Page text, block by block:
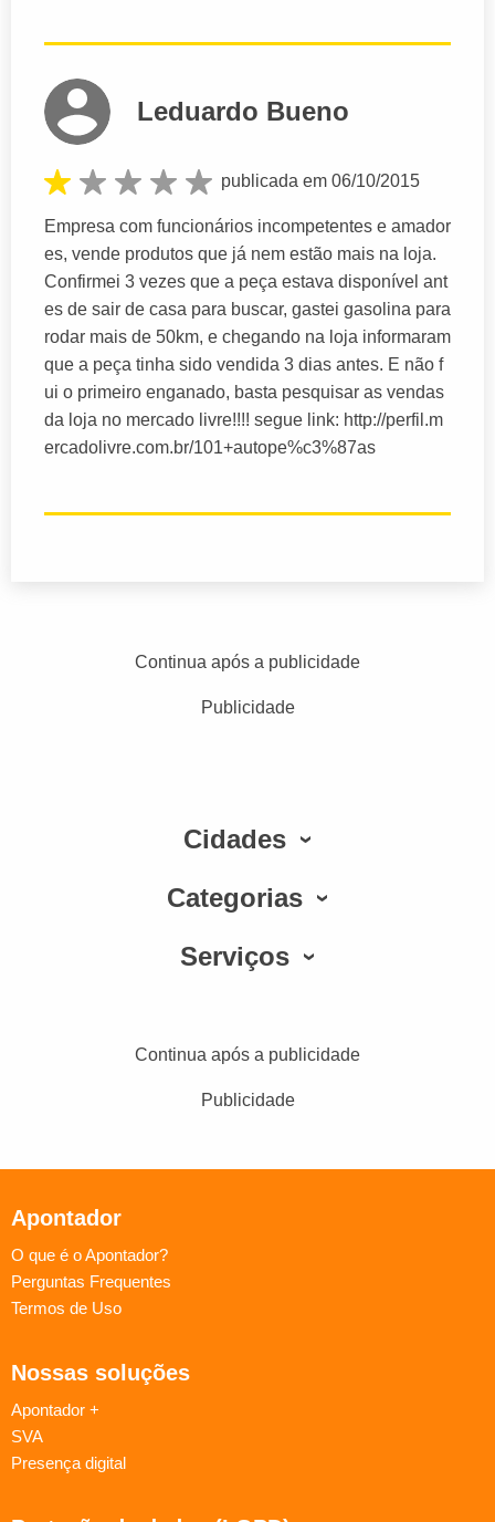
Leduardo Bueno
publicada em 06/10/2015
Empresa com funcionários incompetentes e amador
es, vende produtos que já nem estão mais na loja.
Confirmei 3 vezes que a peça estava disponível ant
es de sair de casa para buscar, gastei gasolina para
rodar mais de 50km, e chegando na loja informaram
que a peça tinha sido vendida 3 dias antes. E não f
ui o primeiro enganado, basta pesquisar as vendas
da loja no mercado livre!!!! segue link: http://perfil.m
ercadolivre.com.br/101+autope%c3%87as
Continua após a publicidade
Publicidade
Cidades
Categorias
Serviços
Continua após a publicidade
Publicidade
Apontador
O que é o Apontador?
Perguntas Frequentes
Termos de Uso
Nossas soluções
Apontador +
SVA
Presença digital